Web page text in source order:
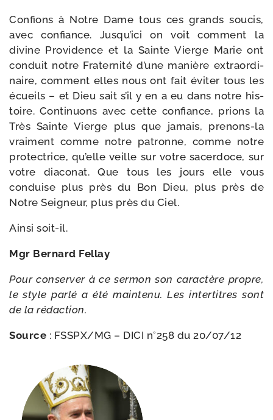
Confions à Notre Dame tous ces grands sou­cis,
avec confiance. Jusqu’ici on voit com­ment la
divine Providence et la Sainte Vierge Marie ont
conduit notre Fraternité d’une manière extra­or­di­
naire, com­ment elles nous ont fait évi­ter tous les
écueils – et Dieu sait s’il y en a eu dans notre his­
toire. Continuons avec cette confiance, prions la
Très Sainte Vierge plus que jamais, prenons-​la
vrai­ment comme notre patronne, comme notre
pro­tec­trice, qu’elle veille sur votre sacer­doce, sur
votre dia­co­nat. Que tous les jours elle vous
conduise plus près du Bon Dieu, plus près de
Notre Seigneur, plus près du Ciel.
Ainsi soit-​il.
Mgr Bernard Fellay
Pour conser­ver à ce ser­mon son carac­tère propre,
le style par­lé a été main­te­nu. Les inter­titres sont
de la rédaction.
Source : FSSPX/​MG – DICI n°258 du 20/​07/​12